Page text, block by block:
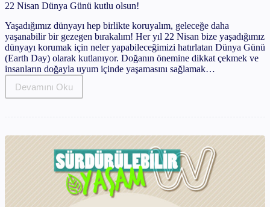
22 Nisan Dünya Günü kutlu olsun!
Yaşadığımız dünyayı hep birlikte koruyalım, geleceğe daha
yaşanabilir bir gezegen bırakalım! Her yıl 22 Nisan bize yaşadığımız
dünyayı korumak için neler yapabileceğimizi hatırlatan Dünya Günü
(Earth Day) olarak kutlanıyor. Doğanın önemine dikkat çekmek ve
insanların doğayla uyum içinde yaşamasını sağlamak…
Devamını Oku
22
Nisan
olsun!